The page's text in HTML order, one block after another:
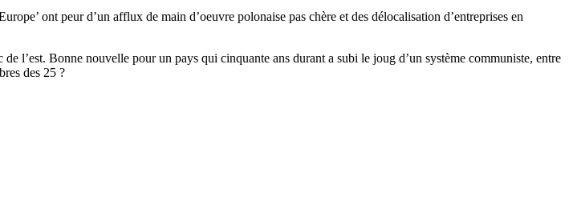
ont peur d’un afflux de main d’oeuvre polonaise pas chère et des délocalisation d’entreprises en
l’est. Bonne nouvelle pour un pays qui cinquante ans durant a subi le joug d’un système communiste, entre
des 25 ?